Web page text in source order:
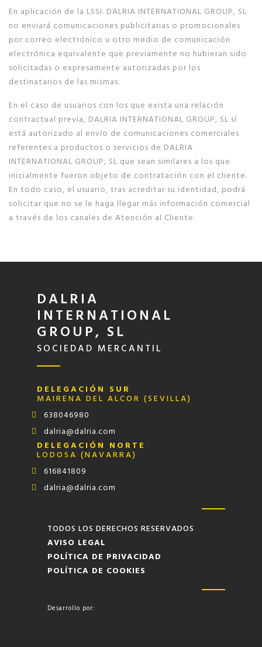
En aplicación de la LSSI. DALRIA INTERNATIONAL GROUP, SL
no enviará comunicaciones publicitarias o promocionales
por correo electrónico u otro medio de comunicación
electrónica equivalente que previamente no hubieran sido
solicitadas o expresamente autorizadas por los
destinatarios de las mismas.
En el caso de usuarios con los que exista una relación
contractual previa, DALRIA INTERNATIONAL GROUP, SL sí
está autorizado al envío de comunicaciones comerciales
referentes a productos o servicios de DALRIA
INTERNATIONAL GROUP, SL que sean similares a los que
inicialmente fueron objeto de contratación con el cliente.
En todo caso, el usuario, tras acreditar su identidad, podrá
solicitar que no se le haga llegar más información comercial
a través de los canales de Atención al Cliente.
DALRIA
INTERNATIONAL
GROUP, SL
SOCIEDAD MERCANTIL
DELEGACIÓN SUR
MAIRENA DEL ALCOR (SEVILLA)
638046980
dalria@dalria.com
DELEGACIÓN NORTE
LODOSA (NAVARRA)
616841809
dalria@dalria.com
TODOS LOS DERECHOS RESERVADOS
AVISO LEGAL
POLÍTICA DE PRIVACIDAD
POLÍTICA DE COOKIES
Desarrollo por: